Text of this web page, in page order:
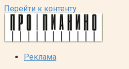
Перейти к контенту
Реклама